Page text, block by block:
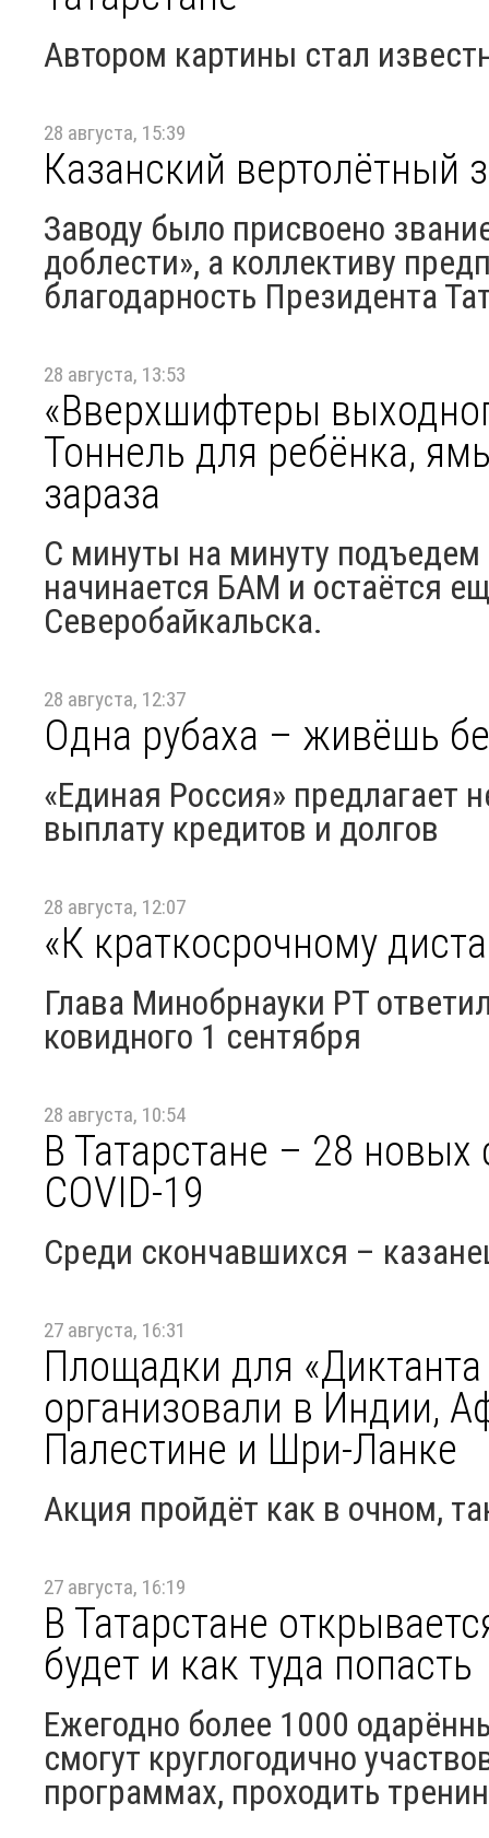
Автором картины стал
28 августа, 15:39
Казанский вертолётный
Заводу было присвоено
доблести», а коллективу
благодарность Президента
28 августа, 13:53
«Вверхшифтеры
Тоннель для ребёнка,
зараза
С минуты на минуту
начинается БАМ и остаётся
Северобайкальска.
28 августа, 12:37
Одна рубаха – живёшь
«Единая Россия» предлагает
выплату кредитов и долгов
28 августа, 12:07
«К краткосрочному
Глава Минобрнауки РТ
ковидного 1 сентября
28 августа, 10:54
В Татарстане – 28
COVID-19
Среди скончавшихся –
27 августа, 16:31
Площадки для
организовали в Индии,
Палестине и Шри-Ланке
Акция пройдёт как в очном,
27 августа, 16:19
В Татарстане
будет и как туда попасть
Ежегодно более 1000
смогут круглогодично
программах, проходить